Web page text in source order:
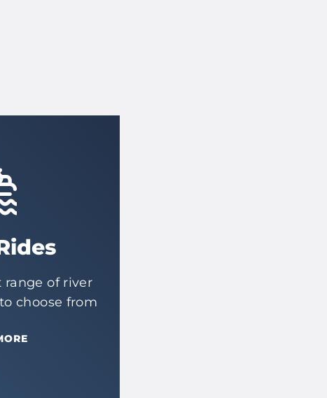
range of river
choose from